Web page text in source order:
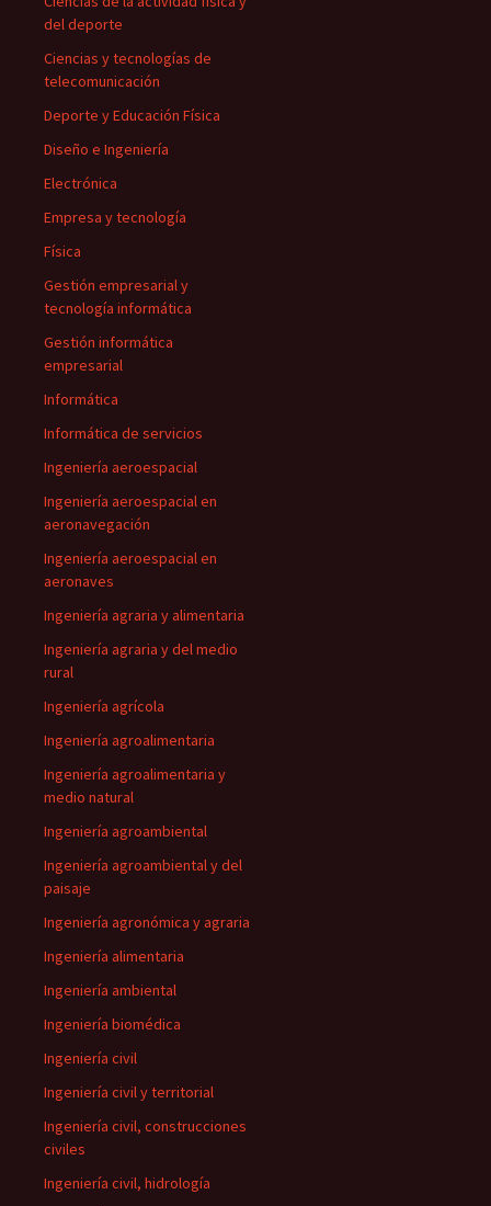
del deporte
Ciencias y tecnologías de
telecomunicación
Deporte y Educación Física
Diseño e Ingeniería
Electrónica
Empresa y tecnología
Física
Gestión empresarial y
tecnología informática
Gestión informática
empresarial
Informática
Informática de servicios
Ingeniería aeroespacial
Ingeniería aeroespacial en
aeronavegación
Ingeniería aeroespacial en
aeronaves
Ingeniería agraria y alimentaria
Ingeniería agraria y del medio
rural
Ingeniería agrícola
Ingeniería agroalimentaria
Ingeniería agroalimentaria y
medio natural
Ingeniería agroambiental
Ingeniería agroambiental y del
paisaje
Ingeniería agronómica y agraria
Ingeniería alimentaria
Ingeniería ambiental
Ingeniería biomédica
Ingeniería civil
Ingeniería civil y territorial
Ingeniería civil, construcciones
civiles
Ingeniería civil, hidrología